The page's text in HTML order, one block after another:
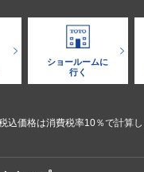
ショールームに
行く
込価格は消費税率10％で計算